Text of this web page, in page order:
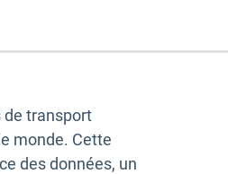
de transport
monde. Cette
des données, un